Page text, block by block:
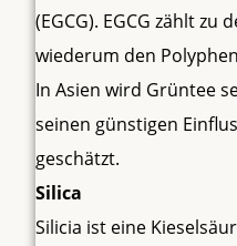
(EGCG). EGCG zählt zu
wiederum den
In Asien wird Grüntee
seinen günstigen
geschätzt.
Silica
Silicia ist eine